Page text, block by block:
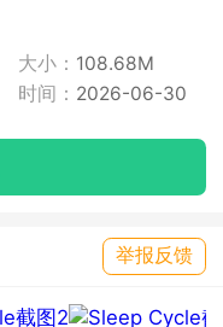
大小： 108.68M
时间： 2026-06-30
举报反馈